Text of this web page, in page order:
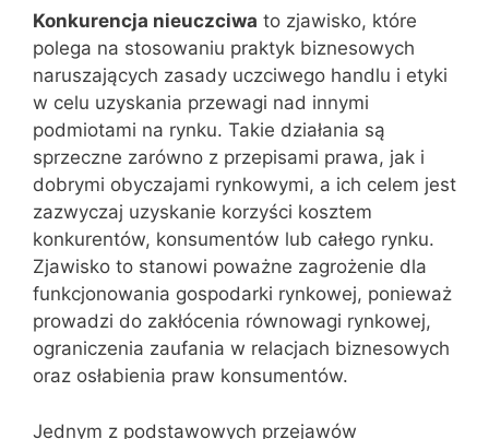
Konkurencja nieuczciwa to zjawisko, które
polega na stosowaniu praktyk biznesowych
naruszających zasady uczciwego handlu i etyki
w celu uzyskania przewagi nad innymi
podmiotami na rynku. Takie działania są
sprzeczne zarówno z przepisami prawa, jak i
dobrymi obyczajami rynkowymi, a ich celem jest
zazwyczaj uzyskanie korzyści kosztem
konkurentów, konsumentów lub całego rynku.
Zjawisko to stanowi poważne zagrożenie dla
funkcjonowania gospodarki rynkowej, ponieważ
prowadzi do zakłócenia równowagi rynkowej,
ograniczenia zaufania w relacjach biznesowych
oraz osłabienia praw konsumentów.
Jednym z podstawowych przejawów